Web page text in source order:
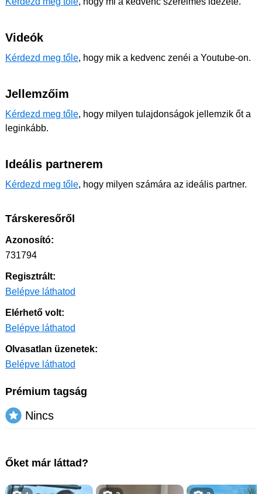
Videók
Kérdezd meg tőle, hogy mik a kedvenc zenéi a Youtube-on.
Jellemzőim
Kérdezd meg tőle, hogy milyen tulajdonságok jellemzik őt a
leginkább.
Ideális partnerem
Kérdezd meg tőle, hogy milyen számára az ideális partner.
Társkeresőről
Azonosító:
731794
Regisztrált:
Belépve láthatod
Elérhető volt:
Belépve láthatod
Olvasatlan üzenetek:
Belépve láthatod
Prémium tagság
Nincs
Őket már láttad?